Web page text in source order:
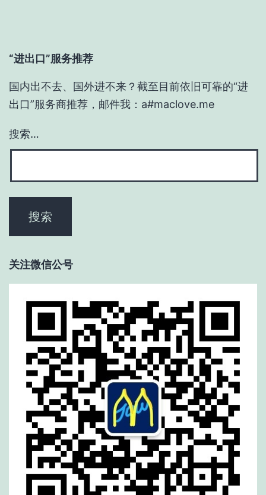
“进出口”服务推荐
国内出不去、国外进不来？截至目前依旧可靠的“进
出口”服务商推荐，邮件我：a#maclove.me
搜索…
关注微信公号